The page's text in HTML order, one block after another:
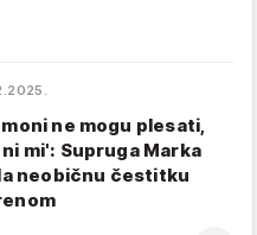
ne mogu plesati,
mi': Supruga Marka
neobičnu čestitku